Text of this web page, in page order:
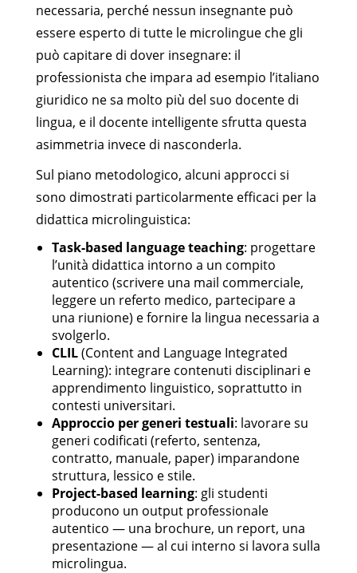
necessaria, perché nessun insegnante può
essere esperto di tutte le microlingue che gli
può capitare di dover insegnare: il
professionista che impara ad esempio l’italiano
giuridico ne sa molto più del suo docente di
lingua, e il docente intelligente sfrutta questa
asimmetria invece di nasconderla.
Sul piano metodologico, alcuni approcci si
sono dimostrati particolarmente efficaci per la
didattica microlinguistica:
Task-based language teaching: progettare
l’unità didattica intorno a un compito
autentico (scrivere una mail commerciale,
leggere un referto medico, partecipare a
una riunione) e fornire la lingua necessaria a
svolgerlo.
CLIL(Content and Language Integrated
Learning): integrare contenuti disciplinari e
apprendimento linguistico, soprattutto in
contesti universitari.
Approccio per generi testuali: lavorare su
generi codificati (referto, sentenza,
contratto, manuale, paper) imparandone
struttura, lessico e stile.
Project-based learning: gli studenti
producono un output professionale
autentico — una brochure, un report, una
presentazione — al cui interno si lavora sulla
microlingua.